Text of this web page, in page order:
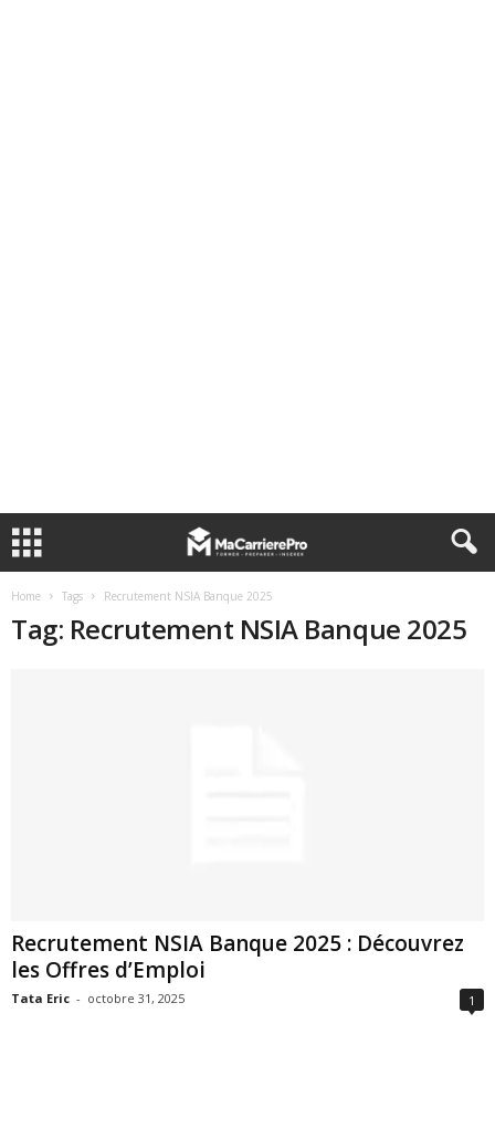
Home Tags Recrutement NSIA Banque 2025
Tag: Recrutement NSIA Banque 2025
Recrutement NSIA Banque 2025 : Découvrez
les Offres d’Emploi
Tata Eric - octobre 31, 2025 1